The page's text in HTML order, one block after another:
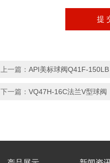
上一篇： API美标球阀Q41F-150LB
下一篇： VQ47H-16C法兰V型球阀